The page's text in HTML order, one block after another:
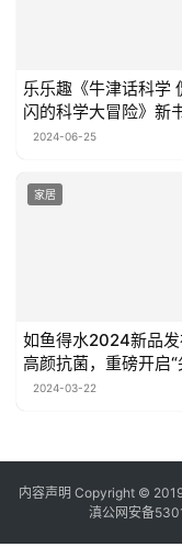
乐乐趣《牛津话科学
闪的科学大冒险》新
会圆满落幕
2024-06-25
家居
如鱼得水2024新品
高颜抗菌，重磅开启“
销”计划
2024-03-22
内容声明 Copyright ©
滇公网安备